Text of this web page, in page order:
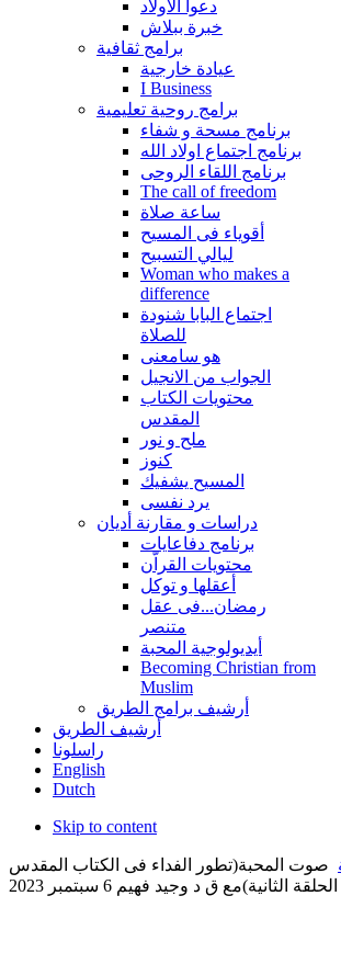
دعوا الأولاد
خبرة ببلاش
برامج ثقافية
عيادة خارجية
I Business
برامج روحية تعليمية
برنامج مسحة و شفاء
برنامج اجتماع اولاد الله
برنامج اللقاء الروحى
The call of freedom
ساعة صلاة
أقوياء فى المسيح
ليالي التسبيح
Woman who makes a
difference
اجتماع البابا شنودة
للصلاة
هو سامعنى
الجواب من الانجيل
محتويات الكتاب
المقدس
ملح و نور
كنوز
المسيح يشفيك
يرد نفسى
دراسات و مقارنة أديان
برنامج دفاعايات
محتويات القراّن
أعقلها و توكل
رمضان...فى عقل
متنصر
أيديولوجية المحبة
Becoming Christian from
Muslim
أرشيف برامج الطريق
أرشيف الطريق
راسلونا
English
Dutch
Skip to content
صوت المحبة(تطور الفداء فى الكتاب المقدس
الثانية)مع ق د وجيد فهيم 6 سبتمبر 2023